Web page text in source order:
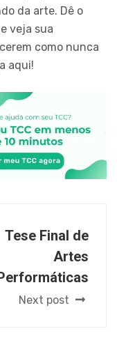
da arte. Dê o
veja sua
como nunca
aqui!
Tese Final de
Artes
Next post